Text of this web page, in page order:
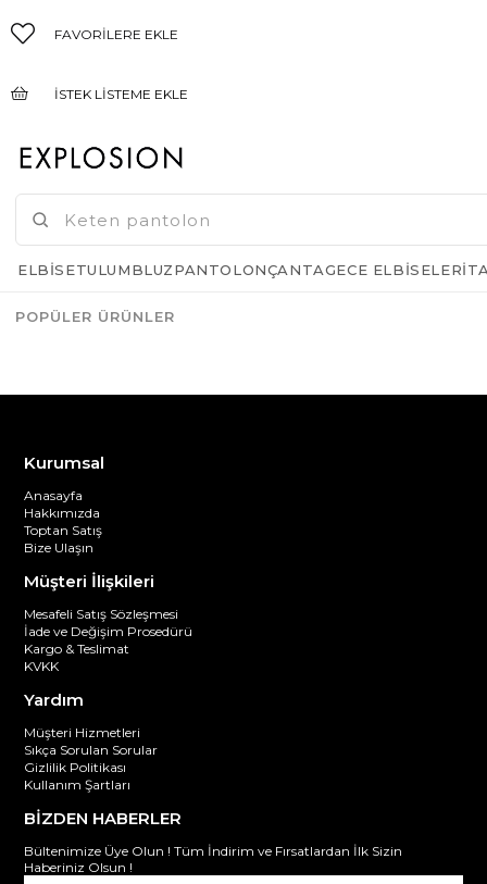
FAVORILERE EKLE
İSTEK LISTEME EKLE
Kurumsal
Anasayfa
Hakkımızda
Toptan Satış
Bize Ulaşın
Müşteri İlişkileri
Mesafeli Satış Sözleşmesi
İade ve Değişim Prosedürü
Kargo & Teslimat
KVKK
Yardım
Müşteri Hizmetleri
Sıkça Sorulan Sorular
Gizlilik Politikası
Kullanım Şartları
BİZDEN HABERLER
Bültenimize Üye Olun ! Tüm İndirim ve Fırsatlardan İlk Sizin
Haberiniz Olsun !
ELBISETULUMBLUZPANTOLONÇANTAGECE ELBISELERI
POPÜLER ÜRÜNLER